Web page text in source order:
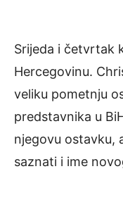
Srijeda i četvrtak
Hercegovinu.
veliku pometnju
predstavnika u
njegovu ostavku,
saznati i ime